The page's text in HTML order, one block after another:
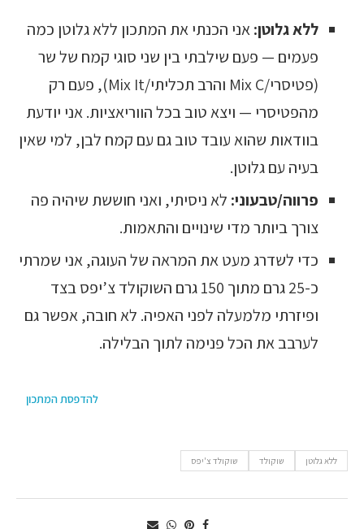
ללא גלוטן:אני הכנתי את המתכון ללא גלוטן כמה
פעמים — פעם שילבתי בין שני סוגי קמח של שר
(פטיסרי/Mix C והרב תכליתי/Mix It), פעם רק
מהפטיסרי — ויצא טוב בכל הווריאציות. אני יודעת
בוודאות שהוא עובד טוב גם עם קמח לבן, למי שאין
בעיה עם גלוטן.
פרווה/טבעוני: לא ניסיתי, ואני חוששת שיהיה פה
צורך ביותר מדי שינויים והתאמות.
כדי לשדרג מעט את המראה של העוגה, אני שמרתי
כ-25 גרם מתוך 150 גרם השוקולד צ’יפס בצד
ופיזרתי מלמעלה לפני האפיה. לא חובה, אפשר גם
לערבב את הכל פנימה לתוך הבלילה.
להדפסת המתכון
ללא גלוטן שוקולד שוקולד צ'יפס